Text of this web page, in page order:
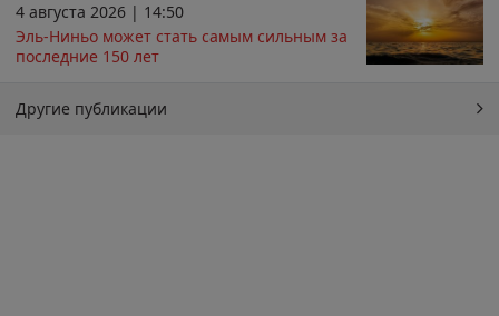
4 августа 2026 | 14:50
Эль-Ниньо может стать самым сильным за
последние 150 лет
Другие публикации